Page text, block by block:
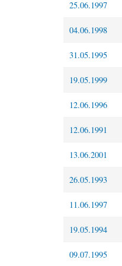
25.06.1997
04.06.1998
31.05.1995
19.05.1999
12.06.1996
12.06.1991
13.06.2001
26.05.1993
11.06.1997
19.05.1994
09.07.1995